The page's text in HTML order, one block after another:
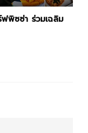
พิซซ่า ร่วมเฉลิม